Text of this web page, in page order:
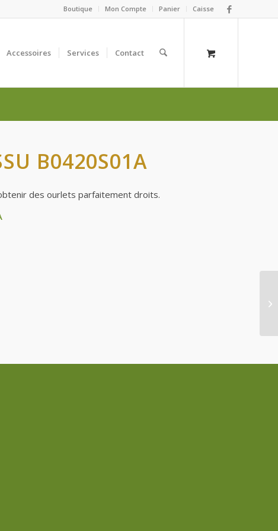
Boutique Mon Compte Panier Caisse
Accessoires Services Contact
B0420S01A
des ourlets parfaitement droits.